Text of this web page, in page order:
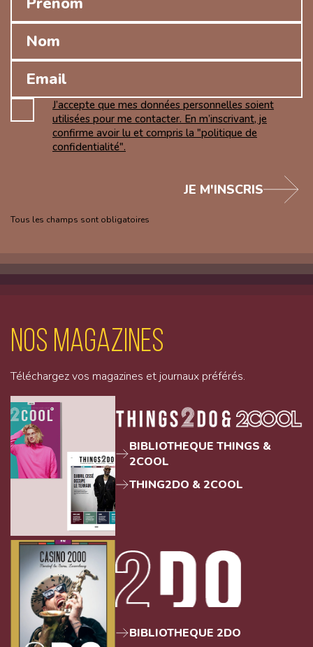
J’accepte que mes données personnelles soient
utilisées pour me contacter. En m’inscrivant, je
confirme avoir lu et compris la "politique de
confidentialité".
Tous les champs sont obligatoires
JE M'INSCRIS
Nos magazines
Téléchargez vos magazines et journaux préférés.
BIBLIOTHEQUE THINGS &
2COOL
THING2DO & 2COOL
BIBLIOTHEQUE 2DO